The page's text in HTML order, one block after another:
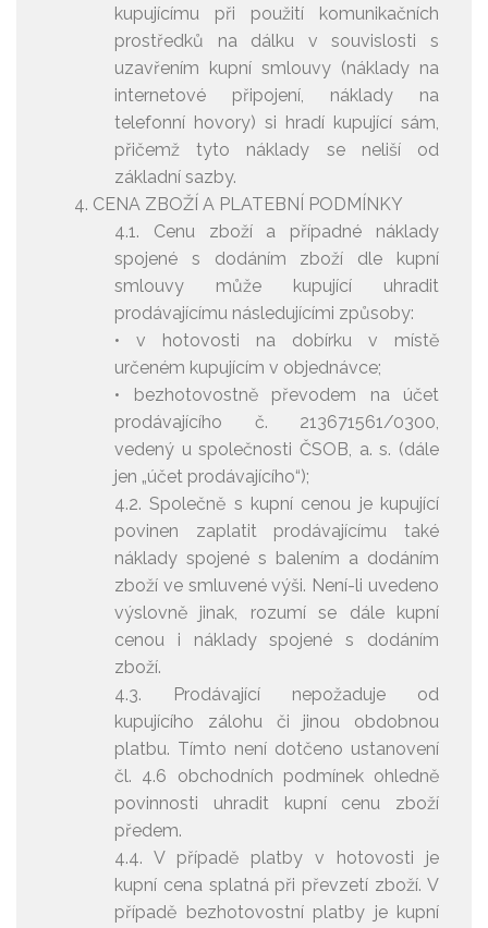
kupujícímu při použití komunikačních
prostředků na dálku v souvislosti s
uzavřením kupní smlouvy (náklady na
internetové připojení, náklady na
telefonní hovory) si hradí kupující sám,
přičemž tyto náklady se neliší od
základní sazby.
CENA ZBOŽÍ A PLATEBNÍ PODMÍNKY
4.1. Cenu zboží a případné náklady
spojené s dodáním zboží dle kupní
smlouvy může kupující uhradit
prodávajícímu následujícími způsoby:
• v hotovosti na dobírku v místě
určeném kupujícím v objednávce;
• bezhotovostně převodem na účet
prodávajícího č. 213671561/0300,
vedený u společnosti ČSOB, a. s. (dále
jen „účet prodávajícího“);
4.2. Společně s kupní cenou je kupující
povinen zaplatit prodávajícímu také
náklady spojené s balením a dodáním
zboží ve smluvené výši. Není-li uvedeno
výslovně jinak, rozumí se dále kupní
cenou i náklady spojené s dodáním
zboží.
4.3. Prodávající nepožaduje od
kupujícího zálohu či jinou obdobnou
platbu. Tímto není dotčeno ustanovení
čl. 4.6 obchodních podmínek ohledně
povinnosti uhradit kupní cenu zboží
předem.
4.4. V případě platby v hotovosti je
kupní cena splatná při převzetí zboží. V
případě bezhotovostní platby je kupní